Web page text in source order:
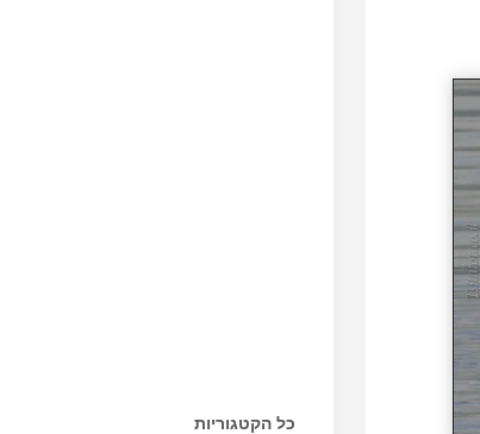
כל הקטגוריות